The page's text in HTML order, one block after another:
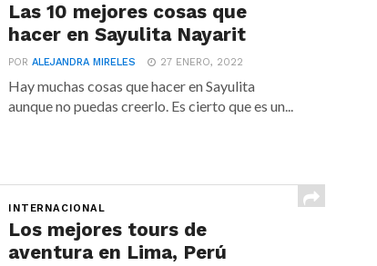
Las 10 mejores cosas que
hacer en Sayulita Nayarit
PORALEJANDRA MIRELES 27 ENERO, 2022
Hay muchas cosas que hacer en Sayulita
aunque no puedas creerlo. Es cierto que es un...
INTERNACIONAL
Los mejores tours de
aventura en Lima, Perú